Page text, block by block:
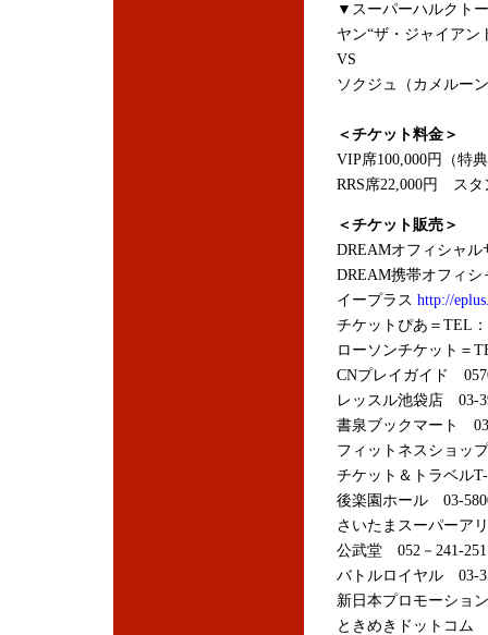
▼スーパーハルクト
ヤン“ザ・ジャイアン
VS
ソクジュ（カメルー
＜チケット料金＞
VIP席100,000円（特
RRS席22,000円 ス
＜チケット販売＞
DREAMオフィシャ
DREAM携帯オフィ
イープラス http://
チケットぴあ＝TEL：
ローソンチケット＝
CNプレイガイド
レッスル池袋店 03-
書泉ブックマート
フィットネスショッ
チケット＆トラベル
後楽園ホール 03-
さいたまスーパーア
公武堂 052－241-
バトルロイヤル 03-
新日本プロモーシ
ときめきドットコム